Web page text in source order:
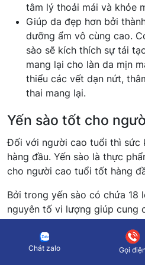
tâm lý thoải mái và khỏe
Giúp da đẹp hơn bởi
dưỡng ẩm vô cùng cao.
sào sẽ kích thích sự tái
mang lại cho làn da mịn
thiểu các vết dạn nứt,
thai mang lại.
Yến sào tốt cho
Đối với người cao tuổi thì sức
hàng đầu. Yến sào là thực
cho người cao tuổi tốt hàng
Bởi trong yến sào có chứa 18
nguyên tố vi lượng giúp cung
sức khỏe cho người cao tuổi.
Chát zalo Gọi điện